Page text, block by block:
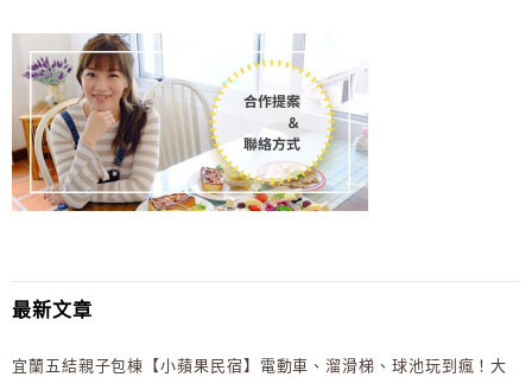
最新文章
宜蘭五結親子包棟【小蘋果民宿】電動車、溜滑梯、球池玩到瘋！大